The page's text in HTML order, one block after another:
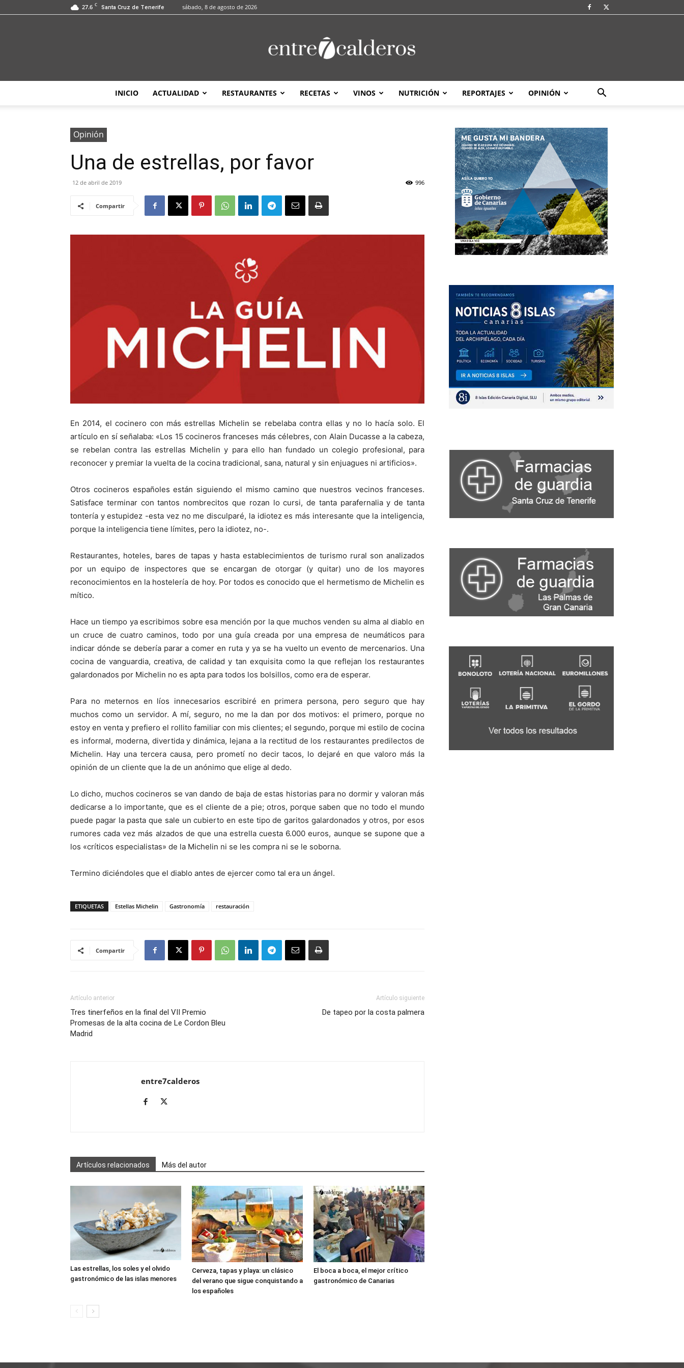
27.6 C Santa Cruz de Tenerife sábado, 8 de agosto de 2026
entre7calderos
INICIO ACTUALIDAD RESTAURANTES RECETAS VINOS NUTRICIÓN REPORTAJES OPINIÓN
Opinión
Una de estrellas, por favor
12 de abril de 2019 996
Compartir
En 2014, el cocinero con más estrellas Michelin se rebelaba contra ellas y no lo hacía solo. El
artículo en sí señalaba: «Los 15 cocineros franceses más célebres, con Alain Ducasse a la cabeza,
se rebelan contra las estrellas Michelin y para ello han fundado un colegio profesional, para
reconocer y premiar la vuelta de la cocina tradicional, sana, natural y sin enjuagues ni artificios».
Otros cocineros españoles están siguiendo el mismo camino que nuestros vecinos franceses.
Satisface terminar con tantos nombrecitos que rozan lo cursi, de tanta parafernalia y de tanta
tontería y estupidez -esta vez no me disculparé, la idiotez es más interesante que la inteligencia,
porque la inteligencia tiene límites, pero la idiotez, no-.
Restaurantes, hoteles, bares de tapas y hasta establecimientos de turismo rural son analizados
por un equipo de inspectores que se encargan de otorgar (y quitar) uno de los mayores
reconocimientos en la hostelería de hoy. Por todos es conocido que el hermetismo de Michelin es
mítico.
Hace un tiempo ya escribimos sobre esa mención por la que muchos venden su alma al diablo en
un cruce de cuatro caminos, todo por una guía creada por una empresa de neumáticos para
indicar dónde se debería parar a comer en ruta y ya se ha vuelto un evento de mercenarios. Una
cocina de vanguardia, creativa, de calidad y tan exquisita como la que reflejan los restaurantes
galardonados por Michelin no es apta para todos los bolsillos, como era de esperar.
Para no meternos en líos innecesarios escribiré en primera persona, pero seguro que hay
muchos como un servidor. A mí, seguro, no me la dan por dos motivos: el primero, porque no
estoy en venta y prefiero el rollito familiar con mis clientes; el segundo, porque mi estilo de cocina
es informal, moderna, divertida y dinámica, lejana a la rectitud de los restaurantes predilectos de
Michelin. Hay una tercera causa, pero prometí no decir tacos, lo dejaré en que valoro más la
opinión de un cliente que la de un anónimo que elige al dedo.
Lo dicho, muchos cocineros se van dando de baja de estas historias para no dormir y valoran más
dedicarse a lo importante, que es el cliente de a pie; otros, porque saben que no todo el mundo
puede pagar la pasta que sale un cubierto en este tipo de garitos galardonados y otros, por esos
rumores cada vez más alzados de que una estrella cuesta 6.000 euros, aunque se supone que a
los «críticos especialistas» de la Michelin ni se les compra ni se le soborna.
Termino diciéndoles que el diablo antes de ejercer como tal era un ángel.
ETIQUETAS Estellas Michelin Gastronomía restauración
Compartir
Artículo anterior
Tres tinerfeños en la final del VII Premio
Promesas de la alta cocina de Le Cordon Bleu
Madrid
Artículo siguiente
De tapeo por la costa palmera
entre7calderos
Artículos relacionados Más del autor
Las estrellas, los soles y el olvido
gastronómico de las islas menores
Cerveza, tapas y playa: un clásico
del verano que sigue conquistando a
los españoles
El boca a boca, el mejor crítico
gastronómico de Canarias